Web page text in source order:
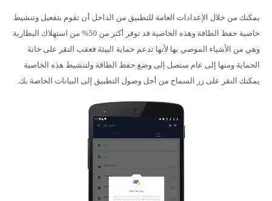
يمكنك من خلال الإعدادات العامة للتطبيق من الداخل أن تقوم بتفعيل وتنشيط
خاصية حفظ الطاقة وهذه الخاصية قد توفر أكثر من 50% من استهلاك البطارية
وهي من الأشياء الموصي بها لأنها تدعم حماية البيئة فعقب النقر على خانة
الحماية ومنها إلى عام ستصل إلى وضع حفظ الطاقة ولتنشيط هذه الخاصية
يمكنك النقر على زر السماح من أجل وصول التطبيق إلى البيانات الخاصة بك.